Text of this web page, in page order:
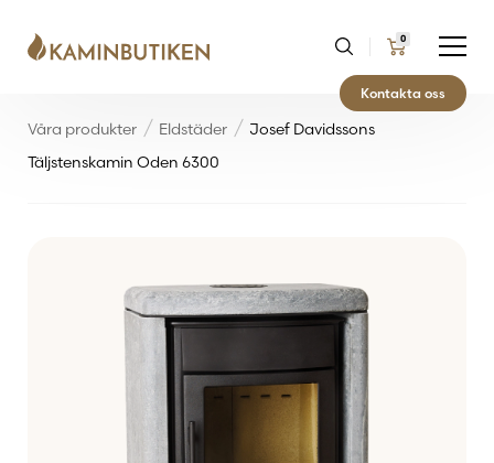
0
Kontakta oss
Våra produkter Eldstäder
Josef Davidssons
Täljstenskamin Oden 6300